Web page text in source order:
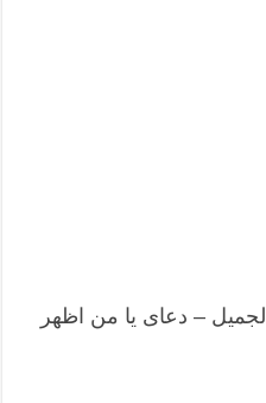
– دعای یا من اظهر